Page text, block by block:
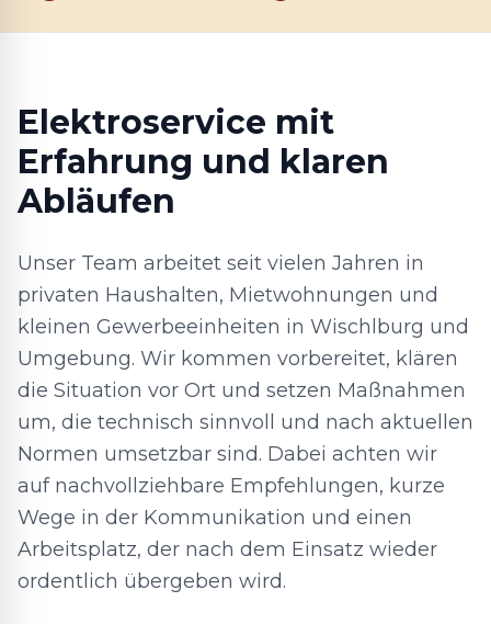
Elektroservice mit
Erfahrung und klaren
Abläufen
Unser Team arbeitet seit vielen Jahren in
privaten Haushalten, Mietwohnungen und
kleinen Gewerbeeinheiten in Wischlburg und
Umgebung. Wir kommen vorbereitet, klären
die Situation vor Ort und setzen Maßnahmen
um, die technisch sinnvoll und nach aktuellen
Normen umsetzbar sind. Dabei achten wir
auf nachvollziehbare Empfehlungen, kurze
Wege in der Kommunikation und einen
Arbeitsplatz, der nach dem Einsatz wieder
ordentlich übergeben wird.